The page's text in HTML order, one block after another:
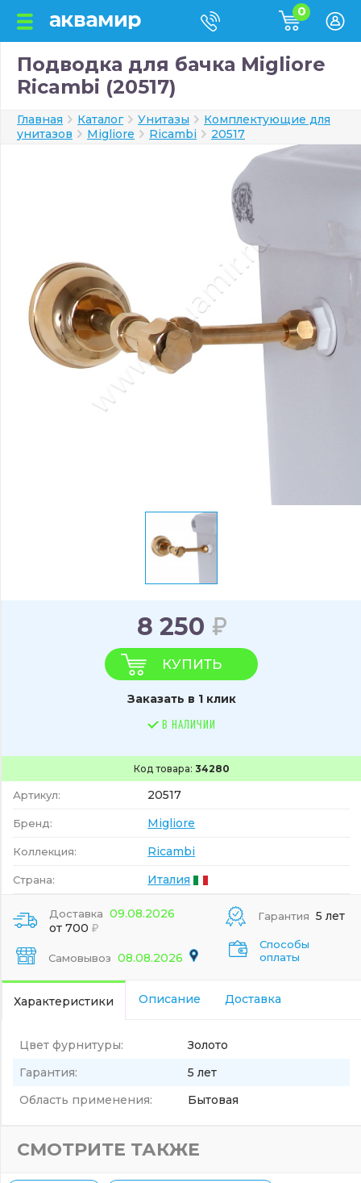
0
Подводка для бачка Migliore
Ricambi (20517)
Главная Каталог Унитазы
Комплектующие для
унитазов
Migliore Ricambi 20517
Код товара: 34280
Артикул: 20517
Бренд: Migliore
Коллекция: Ricambi
Страна: Италия
8 250
КУПИТЬ
Заказать в 1 клик
В НАЛИЧИИ
Доставка 09.08.2026
от 700
Самовывоз 08.08.2026
Гарантия 5 лет
Способы
оплаты
Характеристики Описание Доставка
Цвет фурнитуры:
Золото
Гарантия:
5 лет
Область применения:
Бытовая
СМОТРИТЕ ТАКЖЕ